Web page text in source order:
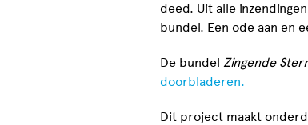
deed. Uit alle
bundel. Een ode aan en
De bundel Zingende
doorbladeren.
Dit project maakt